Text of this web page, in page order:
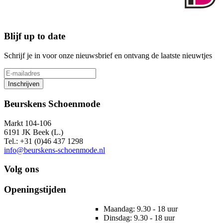
Blijf up to date
Schrijf je in voor onze nieuwsbrief en ontvang de laatste nieuwtjes
Inschrijven
Beurskens Schoenmode
Markt 104-106
6191 JK Beek (L.)
Tel.: +31 (0)46 437 1298
info@beurskens-schoenmode.nl
Volg ons
Openingstijden
Maandag: 9.30 - 18 uur
Dinsdag: 9.30 - 18 uur